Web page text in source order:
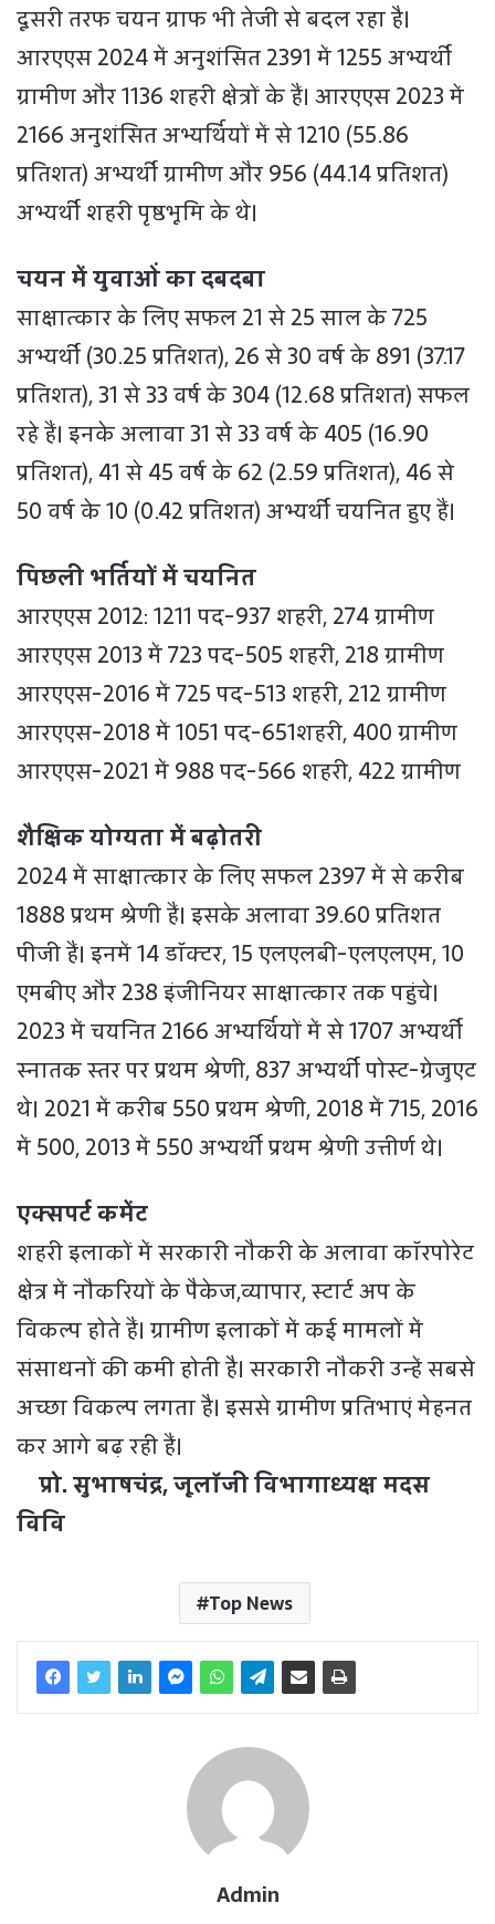
दूसरी तरफ चयन ग्राफ भी तेजी से बदल रहा है।
आरएएस 2024 में अनुशंसित 2391 में 1255 अभ्यर्थी
ग्रामीण और 1136 शहरी क्षेत्रों के हैं। आरएएस 2023 में
2166 अनुशंसित अभ्यर्थियों में से 1210 (55.86
प्रतिशत) अभ्यर्थी ग्रामीण और 956 (44.14 प्रतिशत)
अभ्यर्थी शहरी पृष्ठभूमि के थे।
चयन में युवाओं का दबदबा
साक्षात्कार के लिए सफल 21 से 25 साल के 725
अभ्यर्थी (30.25 प्रतिशत), 26 से 30 वर्ष के 891 (37.17
प्रतिशत), 31 से 33 वर्ष के 304 (12.68 प्रतिशत) सफल
रहे हैं। इनके अलावा 31 से 33 वर्ष के 405 (16.90
प्रतिशत), 41 से 45 वर्ष के 62 (2.59 प्रतिशत), 46 से
50 वर्ष के 10 (0.42 प्रतिशत) अभ्यर्थी चयनित हुए हैं।
पिछली भर्तियों में चयनित
आरएएस 2012: 1211 पद-937 शहरी, 274 ग्रामीण
आरएएस 2013 में 723 पद-505 शहरी, 218 ग्रामीण
आरएएस-2016 में 725 पद-513 शहरी, 212 ग्रामीण
आरएएस-2018 में 1051 पद-651शहरी, 400 ग्रामीण
आरएएस-2021 में 988 पद-566 शहरी, 422 ग्रामीण
शैक्षिक योग्यता में बढ़ोतरी
2024 में साक्षात्कार के लिए सफल 2397 में से करीब
1888 प्रथम श्रेणी हैं। इसके अलावा 39.60 प्रतिशत
पीजी हैं। इनमें 14 डॉक्टर, 15 एलएलबी-एलएलएम, 10
एमबीए और 238 इंजीनियर साक्षात्कार तक पहुंचे।
2023 में चयनित 2166 अभ्यर्थियों में से 1707 अभ्यर्थी
स्नातक स्तर पर प्रथम श्रेणी, 837 अभ्यर्थी पोस्ट-ग्रेजुएट
थे। 2021 में करीब 550 प्रथम श्रेणी, 2018 में 715, 2016
में 500, 2013 में 550 अभ्यर्थी प्रथम श्रेणी उत्तीर्ण थे।
एक्सपर्ट कमेंट
शहरी इलाकों में सरकारी नौकरी के अलावा कॉरपोरेट
क्षेत्र में नौकरियों के पैकेज,व्यापार, स्टार्ट अप के
विकल्प होते हैं। ग्रामीण इलाकों में कई मामलों में
संसाधनों की कमी होती है। सरकारी नौकरी उन्हें सबसे
अच्छा विकल्प लगता है। इससे ग्रामीण प्रतिभाएं मेहनत
कर आगे बढ़ रही हैं।
प्रो. सुभाषचंद्र, जूलॉजी विभागाध्यक्ष मदस
विवि
Top News
Admin